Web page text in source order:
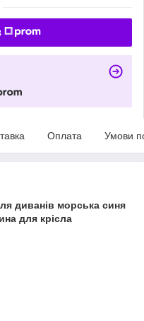
Оплата Умови
диванів морська синя
для крісла